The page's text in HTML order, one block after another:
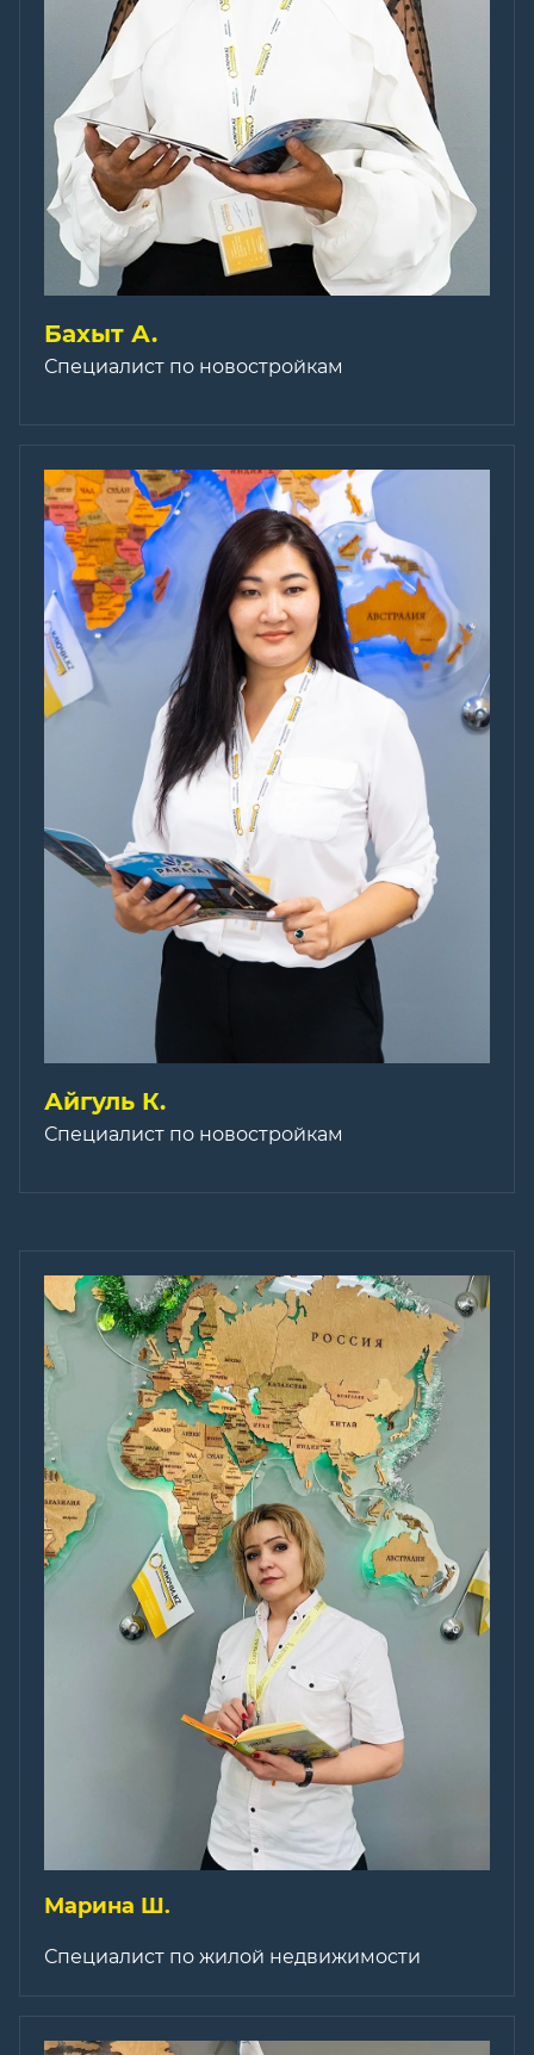
Бахыт А.
Специалист по новостройкам
Айгуль К.
Специалист по новостройкам
Марина Ш.
Специалист по жилой недвижимости